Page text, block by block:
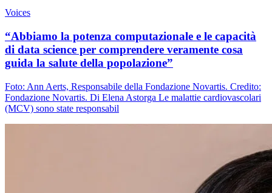
Voices
“Abbiamo la potenza computazionale e le capacità
di data science per comprendere veramente cosa
guida la salute della popolazione”
Foto: Ann Aerts, Responsabile della Fondazione Novartis. Credito:
Fondazione Novartis. Di Elena Astorga Le malattie cardiovascolari
(MCV) sono state responsabil